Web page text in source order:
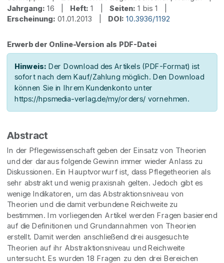
Jahrgang: 16 | Heft: 1 | Seiten: 1 bis 1 |
Erscheinung: 01.01.2013 | DOI: 10.3936/1192
Erwerb der Online-Version als PDF-Datei
Hinweis: Der Download des Artikels (PDF-Format) ist
sofort nach dem Kauf/Zahlung möglich. Den Download
können Sie in Ihrem Kundenkonto unter
https://hpsmedia-verlag.de/my/orders/ vornehmen.
Abstract
In der Pflegewissenschaft geben der Einsatz von Theorien
und der daraus folgende Gewinn immer wieder Anlass zu
Diskussionen. Ein Hauptvorwurf ist, dass Pflegetheorien als
sehr abstrakt und wenig praxisnah gelten. Jedoch gibt es
wenige Indikatoren, um das Abstraktionsniveau von
Theorien und die damit verbundene Reichweite zu
bestimmen. Im vorliegenden Artikel werden Fragen basierend
auf die Definitionen und Grundannahmen von Theorien
erstellt. Damit werden anschließend drei ausgesuchte
Theorien auf ihr Abstraktionsniveau und Reichweite
untersucht. Es wurden 18 Fragen zu den drei Bereichen